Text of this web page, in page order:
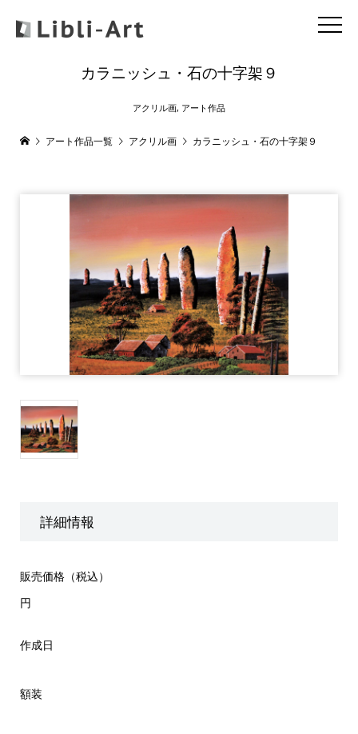
カラニッシュ・石の十字架９
アクリル画, アート作品
アート作品一覧 アクリル画 カラニッシュ・石の十字架９
詳細情報
販売価格（税込）
円
作成日
額装